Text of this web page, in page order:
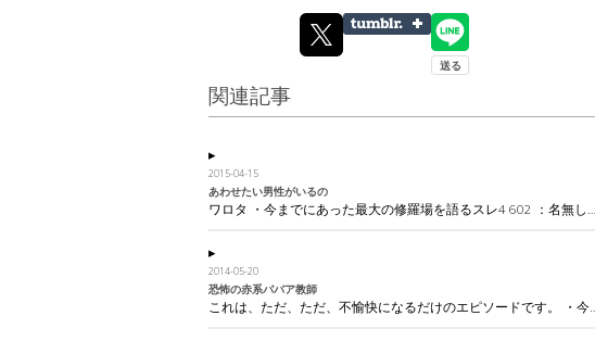
関連記事
2015-04-15
あわせたい男性がいるの
ワロタ ・今までにあった最大の修羅場を語るスレ4 602 ：名無し…
2014-05-20
恐怖の赤系ババア教師
これは、ただ、ただ、不愉快になるだけのエピソードです。 ・今…